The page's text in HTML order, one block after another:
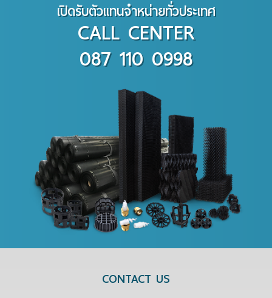
เปิดรับตัวแทนจำหน่ายทั่วประเทศ
CALL CENTER
087 110 0998
CONTACT US